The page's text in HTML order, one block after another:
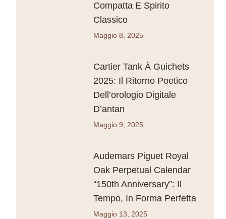
Compatta E Spirito
Classico
Maggio 8, 2025
Cartier Tank À Guichets
2025: Il Ritorno Poetico
Dell’orologio Digitale
D’antan
Maggio 9, 2025
Audemars Piguet Royal
Oak Perpetual Calendar
“150th Anniversary”: Il
Tempo, In Forma Perfetta
Maggio 13, 2025